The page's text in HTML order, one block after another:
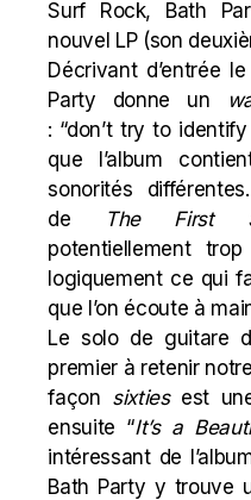
Surf Rock, Bath
nouvel LP (son
Décrivant d’entrée
Party donne un
: “don’t try to
que l’album
sonorités
de
The First
potentiellement
logiquement ce qui
que l’on écoute à
Le solo de guitare
premier à retenir
façon sixties est
ensuite “It’s a
intéressant de
Bath Party y trouve